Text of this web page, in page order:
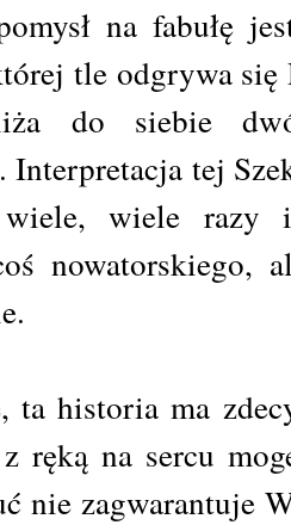
na fabułę
tle odgrywa
do siebie
Interpretacja tej
wiele, wiele razy
nowatorskiego,
ta historia ma
ręką na sercu
nie zagwarantuje